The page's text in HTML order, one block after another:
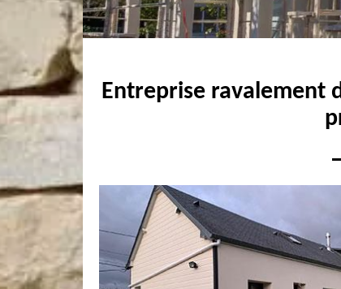
Entreprise ravalement